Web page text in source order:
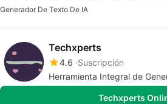
Generador De Texto De IA
Techxperts
4.6 Suscripción
Herramienta Integral de
Techxperts